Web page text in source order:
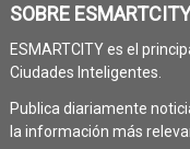
SOBRE ESMARTCITY
ESMARTCITY es el
Ciudades Inteligentes.
Publica diariamente
la información más